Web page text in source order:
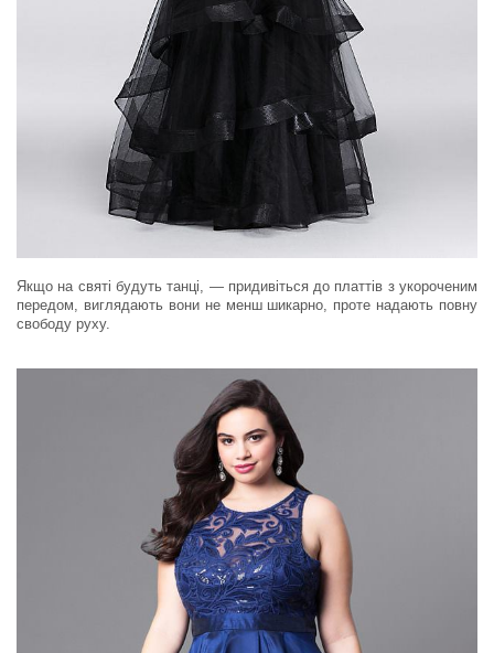
Якщо на святі будуть танці, — придивіться до платтів з укороченим
передом, виглядають вони не менш шикарно, проте надають повну
свободу руху.